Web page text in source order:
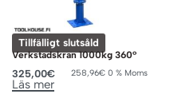
Tillfälligt slutsåld
Verkstadskran 1000kg 360°
325,00€ 258,96€ 0 % Moms
Läs mer